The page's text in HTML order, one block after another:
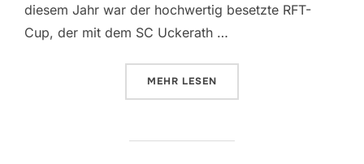
diesem Jahr war der hochwertig besetzte RFT-
Cup, der mit dem SC Uckerath …
MEHR ÜBER “SPORTWOCHE DER
LESEN